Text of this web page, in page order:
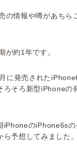
の情報や噂があちら
が約1年です。
に発売された
ろそろ新型iPhoneの
iPhoneのiPhone6sの
予想してみました。